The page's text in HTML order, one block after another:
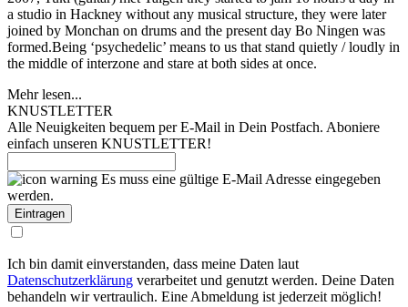
a studio in Hackney without any musical structure, they were later
joined by Monchan on drums and the present day Bo Ningen was
formed.Being ‘psychedelic’ means to us that stand quietly / loudly in
the middle of interzone and stare at both sides at once.
Mehr lesen...
KNUSTLETTER
Alle Neuigkeiten bequem per E-Mail in Dein Postfach. Aboniere
einfach unseren KNUSTLETTER!
Es muss eine gültige E-Mail Adresse eingegeben
werden.
Ich bin damit einverstanden, dass meine Daten laut
Datenschutzerklärung verarbeitet und genutzt werden. Deine Daten
behandeln wir vertraulich. Eine Abmeldung ist jederzeit möglich!